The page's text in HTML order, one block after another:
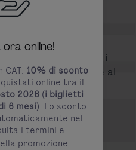
offerte che puoi
oppure presso i
aeroporto insieme al
online!
10% di sconto
online tra il
2026 (i biglietti
6 mesi). Lo sconto
nel
i termini e
promozione.